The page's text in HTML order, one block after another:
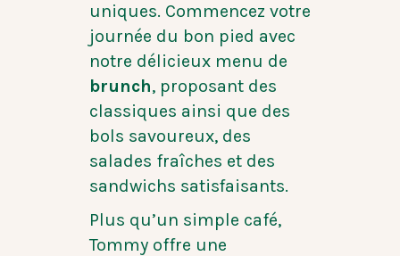
uniques. Commencez votre
journée du bon pied avec
notre délicieux menu de
brunch, proposant des
classiques ainsi que des
bols savoureux, des
salades fraîches et des
sandwichs satisfaisants.
Plus qu’un simple café,
Tommy offre une